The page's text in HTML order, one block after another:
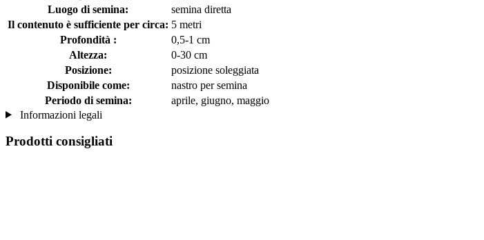
Luogo di semina:
semina diretta
Il contenuto è sufficiente per circa: 5 metri
Profondità :
0,5-1 cm
Altezza:
0-30 cm
Posizione:
posizione soleggiata
Disponibile come:
nastro per semina
Periodo di semina:
aprile, giugno, maggio
Informazioni legali
Prodotti consigliati